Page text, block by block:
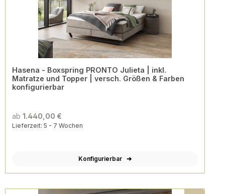
Hasena - Boxspring PRONTO Julieta | inkl.
Matratze und Topper | versch. Größen & Farben
konfigurierbar
ab 1.440,00 €
Lieferzeit: 5 - 7 Wochen
Konfigurierbar